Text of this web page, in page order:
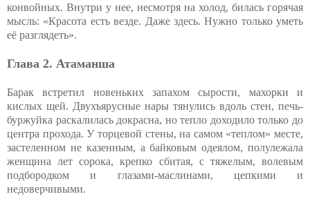
конвойных. Внутри у нее, несмотря на холод, билась горячая
мысль: «Красота есть везде. Даже здесь. Нужно только уметь
её разглядеть».
Глава 2. Атаманша
Барак встретил новеньких запахом сырости, махорки и
кислых щей. Двухъярусные нары тянулись вдоль стен, печь-
буржуйка раскалилась докрасна, но тепло доходило только до
центра прохода. У торцевой стены, на самом «теплом» месте,
застеленном не казенным, а байковым одеялом, полулежала
женщина лет сорока, крепко сбитая, с тяжелым, волевым
подбородком и глазами-маслинами, цепкими и
недоверчивыми.